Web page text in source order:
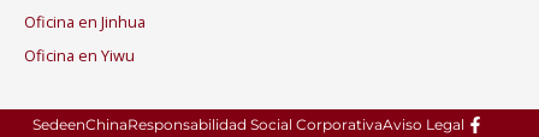
Oficina en Jinhua
Oficina en Yiwu
SedeenChinaResponsabilidad Social CorporativaAviso Legal